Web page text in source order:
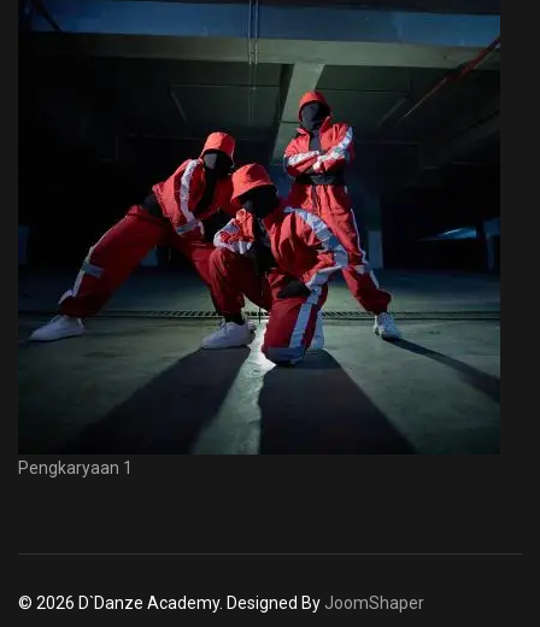
Pengkaryaan 1
© 2026 D`Danze Academy. Designed By JoomShaper